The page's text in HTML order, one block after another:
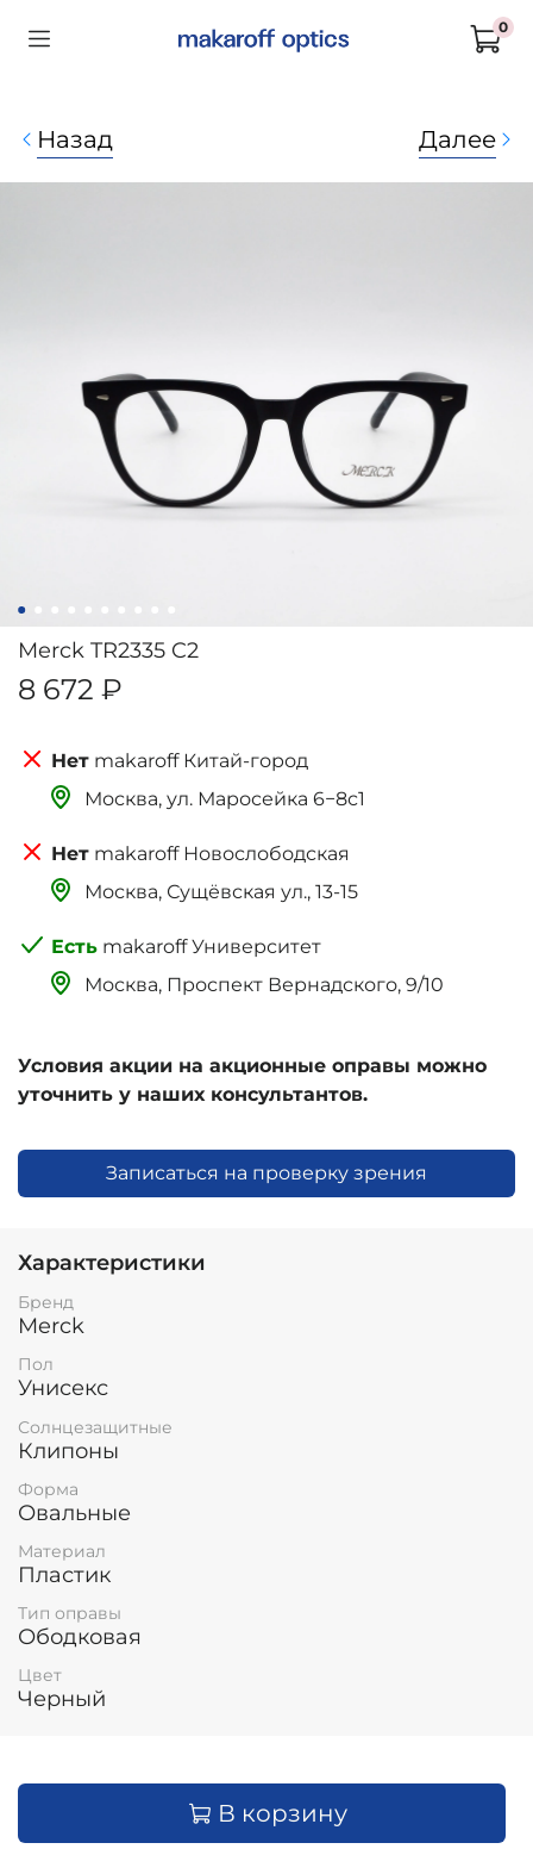
0
Назад Далее
Merck TR2335 C2
8 672 ₽
makaroff Китай-город
Москва, ‌‌‌‌ул. Маросейка 6−8с1
makaroff Новослободская
Москва, Сущёвская ул., 13-15
makaroff Университет
Москва, Проспект Вернадского, 9/10
Условия акции на акционные оправы можно
уточнить у наших консультантов.
Записаться на проверку зрения
Характеристики
Бренд
Merck
Пол
Унисекс
Солнцезащитные
Клипоны
Форма
Овальные
Материал
Пластик
Тип оправы
Ободковая
Цвет
Черный
В корзину